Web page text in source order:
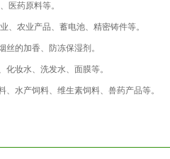
医药原料等。
、农业产品、蓄电池、精密铸件等。
丝的加香、防冻保湿剂。
化妆水、洗发水、面膜等。
、水产饲料、维生素饲料、兽药产品等。